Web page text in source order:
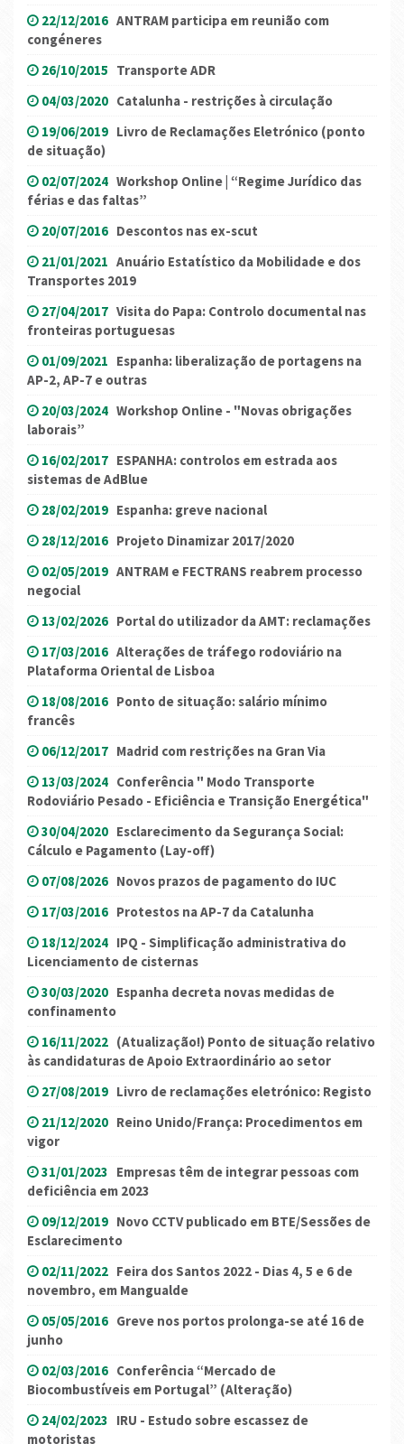
22/12/2016 ANTRAM participa em reunião com
congéneres
26/10/2015 Transporte ADR
04/03/2020 Catalunha - restrições à circulação
19/06/2019 Livro de Reclamações Eletrónico (ponto
de situação)
02/07/2024 Workshop Online | “Regime Jurídico das
férias e das faltas”
20/07/2016 Descontos nas ex-scut
21/01/2021 Anuário Estatístico da Mobilidade e dos
Transportes 2019
27/04/2017 Visita do Papa: Controlo documental nas
fronteiras portuguesas
01/09/2021 Espanha: liberalização de portagens na
AP-2, AP-7 e outras
20/03/2024 Workshop Online - "Novas obrigações
laborais”
16/02/2017 ESPANHA: controlos em estrada aos
sistemas de AdBlue
28/02/2019 Espanha: greve nacional
28/12/2016 Projeto Dinamizar 2017/2020
02/05/2019 ANTRAM e FECTRANS reabrem processo
negocial
13/02/2026 Portal do utilizador da AMT: reclamações
17/03/2016 Alterações de tráfego rodoviário na
Plataforma Oriental de Lisboa
18/08/2016 Ponto de situação: salário mínimo
francês
06/12/2017 Madrid com restrições na Gran Via
13/03/2024 Conferência " Modo Transporte
Rodoviário Pesado - Eficiência e Transição Energética"
30/04/2020 Esclarecimento da Segurança Social:
Cálculo e Pagamento (Lay-off)
07/08/2026 Novos prazos de pagamento do IUC
17/03/2016 Protestos na AP-7 da Catalunha
18/12/2024 IPQ - Simplificação administrativa do
Licenciamento de cisternas
30/03/2020 Espanha decreta novas medidas de
confinamento
16/11/2022 (Atualização!) Ponto de situação relativo
às candidaturas de Apoio Extraordinário ao setor
27/08/2019 Livro de reclamações eletrónico: Registo
21/12/2020 Reino Unido/França: Procedimentos em
vigor
31/01/2023 Empresas têm de integrar pessoas com
deficiência em 2023
09/12/2019 Novo CCTV publicado em BTE/Sessões de
Esclarecimento
02/11/2022 Feira dos Santos 2022 - Dias 4, 5 e 6 de
novembro, em Mangualde
05/05/2016 Greve nos portos prolonga-se até 16 de
junho
02/03/2016 Conferência “Mercado de
Biocombustíveis em Portugal” (Alteração)
24/02/2023 IRU - Estudo sobre escassez de
motoristas